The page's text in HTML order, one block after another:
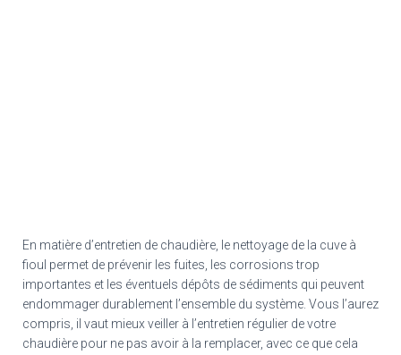
En matière d’entretien de chaudière, le nettoyage de la cuve à
fioul permet de prévenir les fuites, les corrosions trop
importantes et les éventuels dépôts de sédiments qui peuvent
endommager durablement l’ensemble du système. Vous l’aurez
compris, il vaut mieux veiller à l’entretien régulier de votre
chaudière pour ne pas avoir à la remplacer, avec ce que cela